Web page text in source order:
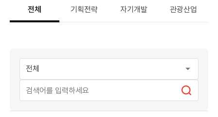
전체 기획전략 자기개발 관광산업